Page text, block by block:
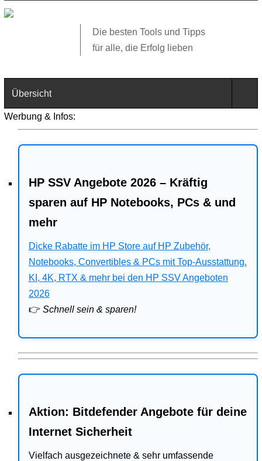
Die besten Tools und Tipps
für alle, die Erfolg lieben
Übersicht
Technik
Web
Business
Angebote
Bitdefender
Ratgeber
Werbung & Infos:
HP SSV Angebote 2026 – Kräftig
sparen auf HP Notebooks, PCs & und
mehr
Dicke Rabatte im HP Store auf HP Zubehör,
Notebooks, Convertibles & PCs mit Top-Ausstattung.
KI, 4K, RTX & mehr bei den HP SSV Angeboten
2026
👉 Schnell sein & sparen!
Aktion: Bitdefender Angebote für deine
Internet Sicherheit
Vielfach ausgezeichnete & sehr umfassende